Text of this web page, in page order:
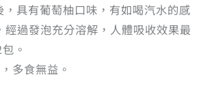
具有葡萄柚口味，有如喝汽水的感
經過發泡充分溶解，人體吸收效果最
。
多食無益。